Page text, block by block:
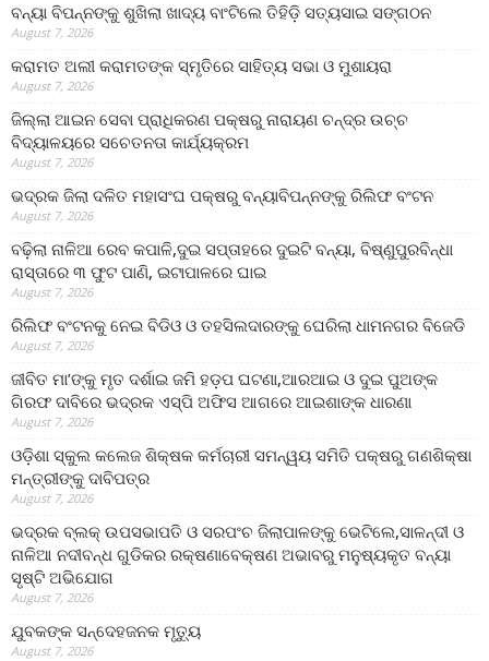
ବନ୍ୟା ବିପନ୍ନଙ୍କୁ ଶୁଖିଲା ଖାଦ୍ୟ ବାଂଟିଲେ ତିହିଡି଼ ସତ୍ୟସାଇ ସଙ୍ଗଠନ
August 7, 2026
କରାମତ ଅଲୀ କରାମତଙ୍କ ସ୍ମୃତିରେ ସାହିତ୍ୟ ସଭା ଓ ମୁଶାୟରା
August 7, 2026
ଜିଲ୍ଲା ଆଇନ ସେବା ପ୍ରାଧିକରଣ ପକ୍ଷରୁ ନାରାୟଣ ଚନ୍ଦ୍ର ଉଚ୍ଚ
ବିଦ୍ୟାଳୟରେ ସଚେତନତା କାର୍ଯ୍ୟକ୍ରମ
August 7, 2026
ଭଦ୍ରକ ଜିଲା ଦଳିତ ମହାସଂଘ ପକ୍ଷରୁ ବନ୍ୟାବିପନ୍ନଙ୍କୁ ରିଲିଫ ବଂଟନ
August 7, 2026
ବଢ଼ିଲା ନାଳିଆ ରେବ କପାଳି,ଦୁଇ ସପ୍ତାହରେ ଦୁଇଟି ବନ୍ୟା, ବିଷ୍ଣୁପୁରବିନ୍ଧା
ରାସ୍ତାରେ ୩ ଫୁଟ ପାଣି, ଇଟାପାଳରେ ଘାଇ
August 7, 2026
ରିଲିଫ ବଂଟନକୁ ନେଇ ବିଡିଓ ଓ ତହସିଲଦାରଙ୍କୁ ଘେରିଲା ଧାମନଗର ବିଜେଡି
August 7, 2026
ଜୀବିତ ମା’ଙ୍କୁ ମୃତ ଦର୍ଶାଇ ଜମି ହଡ଼ପ ଘଟଣା,ଆରଆଇ ଓ ଦୁଇ ପୁଅଙ୍କ
ଗିରଫ ଦାବିରେ ଭଦ୍ରକ ଏସ୍‌ପି ଅଫିସ ଆଗରେ ଆଇଶାଙ୍କ ଧାରଣା
August 7, 2026
ଓଡ଼ିଶା ସ୍କୁଲ କଲେଜ ଶିକ୍ଷକ କର୍ମଚାରୀ ସମନ୍ୱୟ ସମିତି ପକ୍ଷରୁ ଗଣଶିକ୍ଷା
ମନ୍ତ୍ରୀଙ୍କୁ ଦାବିପତ୍ର
August 7, 2026
ଭଦ୍ରକ ବ୍ଲକ୍ ଉପସଭାପତି ଓ ସରପଂଚ ଜିଲାପାଳଙ୍କୁ ଭେଟିଲେ,ସାଳନ୍ଦୀ ଓ
ନାଳିଆ ନଦୀବନ୍ଧ ଗୁଡିକର ରକ୍ଷଣାବେକ୍ଷଣ ଅଭାବରୁ ମନୁଷ୍ୟକୃତ ବନ୍ୟା
ସୃଷ୍ଟି ଅଭିଯୋଗ
August 7, 2026
ଯୁବକଙ୍କ ସନ୍ଦେହଜନକ ମୃତ୍ୟୁ
August 7, 2026